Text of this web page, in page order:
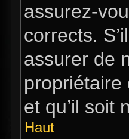
assurez-
corrects.
assurer de
propriétaire
et qu’il soit
Haut